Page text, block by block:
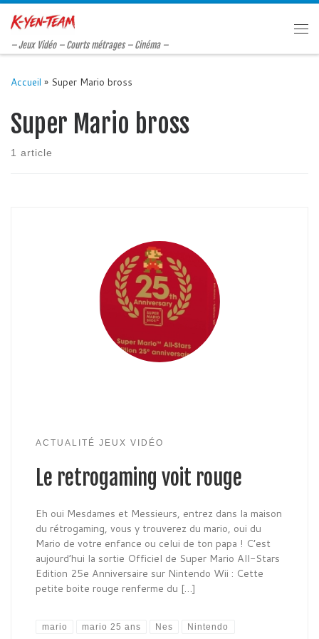
Passer au contenu
– Jeux Vidéo – Courts métrages – Cinéma –
Accueil » Super Mario bross
Super Mario bross
1 article
ACTUALITÉ JEUX VIDÉO
Le retrogaming voit rouge
Eh oui Mesdames et Messieurs, entrez dans la maison
du rétrogaming, vous y trouverez du mario, oui du
Mario de votre enfance ou celui de ton papa ! C’est
aujourd’hui la sortie Officiel de Super Mario All-Stars
Edition 25e Anniversaire sur Nintendo Wii : Cette
petite boite rouge renferme du […]
mario mario 25 ans Nes Nintendo